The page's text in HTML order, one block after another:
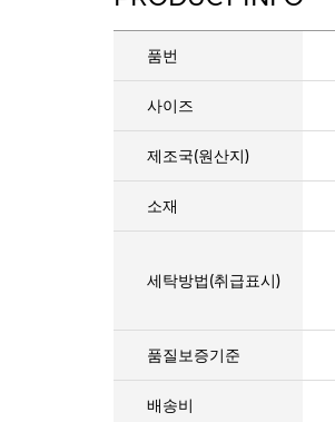
품번
사이즈
제조국(원산지)
소재
세탁방법(취급표시)
품질보증기준
배송비